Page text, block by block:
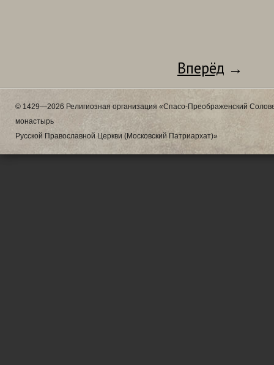
Вперёд →
© 1429—2026 Религиозная организация «Спасо-Преображенский
монастырь
Русской Православной Церкви (Московский Патриархат)»